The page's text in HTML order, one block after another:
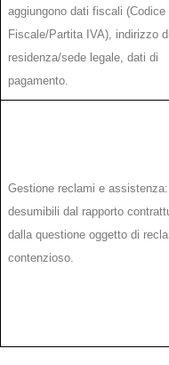
aggiungono dati fiscali (Codice
Fiscale/Partita IVA), indirizzo di
residenza/sede legale, dati di
pagamento.
Gestione reclami e
desumibili dal rapporto
dalla questione oggetto di
contenzioso.